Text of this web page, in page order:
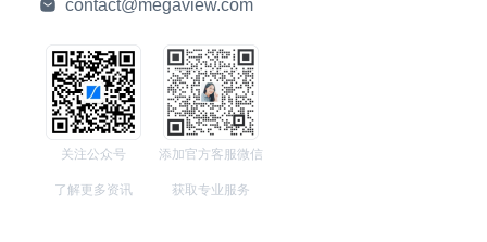
contact@megaview.com
关注公众号
了解更多资讯
添加官方客服微信
获取专业服务